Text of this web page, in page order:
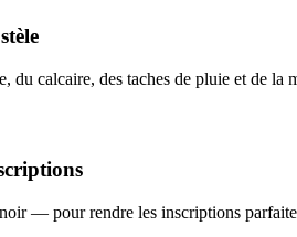
du calcaire, des taches de pluie et de la
— pour rendre les inscriptions